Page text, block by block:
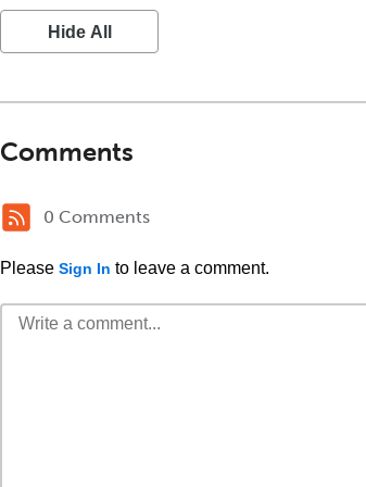
Hide All
Comments
0 Comments
Please Sign In to leave a comment.